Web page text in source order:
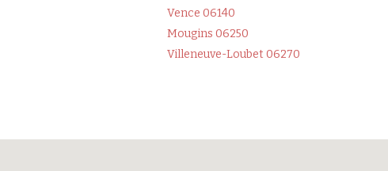
Vence 06140
Mougins 06250
Villeneuve-Loubet 06270